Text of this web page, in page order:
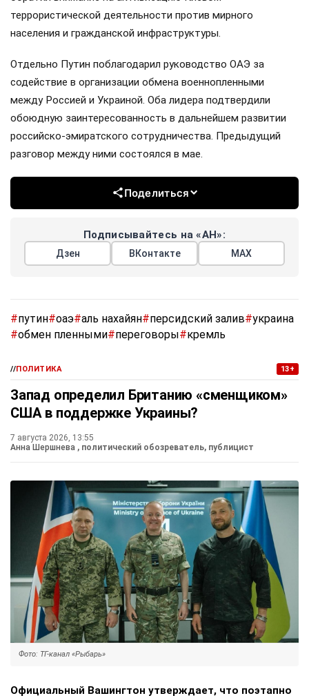
террористической деятельности против мирного
населения и гражданской инфраструктуры.
Отдельно Путин поблагодарил руководство ОАЭ за
содействие в организации обмена военнопленными
между Россией и Украиной. Оба лидера подтвердили
обоюдную заинтересованность в дальнейшем развитии
российско-эмиратского сотрудничества. Предыдущий
разговор между ними состоялся в мае.
Поделиться
Подписывайтесь на «АН»:
Дзен ВКонтакте МАХ
#путин#оаэ#аль нахайян#персидский залив#украина
#обмен пленными#переговоры#кремль
//ПОЛИТИКА 13+
Запад определил Британию «сменщиком»
США в поддержке Украины?
7 августа 2026, 13:55
Анна Шершнева , политический обозреватель, публицист
Фото: ТГ-канал «Рыбарь»
Официальный Вашингтон утверждает, что поэтапно